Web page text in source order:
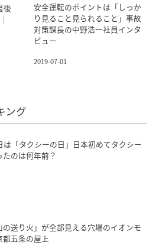
後
安全運転のポイントは「しっか
り見ること見られること」事故
対策課長の中野浩一社員インタ
ビュー
2019-07-01
ング
は「タクシーの日」日本初めてタクシー
たのは何年前？
の送り火」が全部見える穴場のイオンモ
都五条の屋上